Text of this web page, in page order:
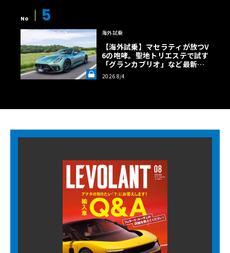
No 5
海外試乗
【海外試乗】マセラティが放つV
6の咆哮。聖地トリエステで試す
「グランカブリオ」など最新ト
ロフェオ3台の官能評価《LE VO
LANT LAB》
2026 8/4